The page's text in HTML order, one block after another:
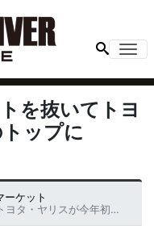
を抜いてトヨ
ップに
ーケット
年初のトップに（2022年7月）